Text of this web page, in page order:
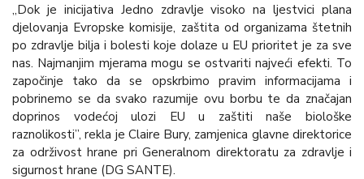
„Dok je inicijativa Jedno zdravlje visoko na ljestvici plana
djelovanja Evropske komisije, zaštita od organizama štetnih
po zdravlje bilja i bolesti koje dolaze u EU prioritet je za sve
nas. Najmanjim mjerama mogu se ostvariti najveći efekti. To
započinje tako da se opskrbimo pravim informacijama i
pobrinemo se da svako razumije ovu borbu te da značajan
doprinos vodećoj ulozi EU u zaštiti naše biološke
raznolikosti”, rekla je Claire Bury, zamjenica glavne direktorice
za održivost hrane pri Generalnom direktoratu za zdravlje i
sigurnost hrane (DG SANTE).